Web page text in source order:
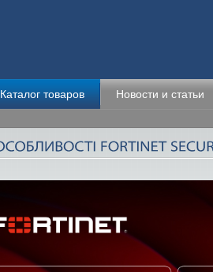
Каталог товаров Новости и статьи